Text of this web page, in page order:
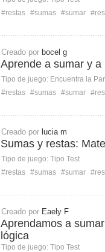
#restas #sumas #sumar
Creado por bocel g
Aprende a sumar y a
Tipo de juego: Encuentra la
#restas #sumas #sumar
Creado por lucia m
Sumas y restas:
Tipo de juego: Tipo Test
#restas #sumas #sumar
Creado por Eaely F
Aprendamos a
lógica
Tipo de juego: Tipo Test